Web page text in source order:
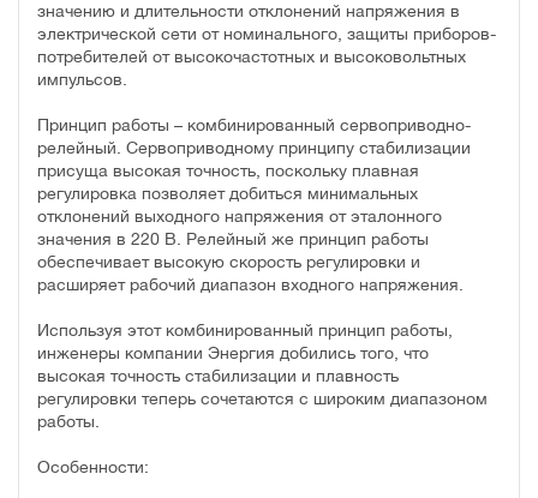
значению и длительности отклонений напряжения в
электрической сети от номинального, защиты приборов-
потребителей от высокочастотных и высоковольтных
импульсов.
Принцип работы – комбинированный сервоприводно-
релейный. Сервоприводному принципу стабилизации
присуща высокая точность, поскольку плавная
регулировка позволяет добиться минимальных
отклонений выходного напряжения от эталонного
значения в 220 В. Релейный же принцип работы
обеспечивает высокую скорость регулировки и
расширяет рабочий диапазон входного напряжения.
Используя этот комбинированный принцип работы,
инженеры компании Энергия добились того, что
высокая точность стабилизации и плавность
регулировки теперь сочетаются с широким диапазоном
работы.
Особенности: